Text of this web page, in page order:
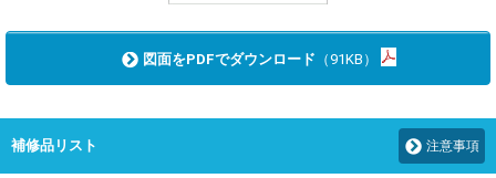
図面をPDFでダウンロード （91KB）
補修品リスト 注意事項